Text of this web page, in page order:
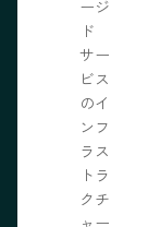
ージ
ド
サー
ビス
のイ
ンフ
ラス
トラ
クチ
ャー